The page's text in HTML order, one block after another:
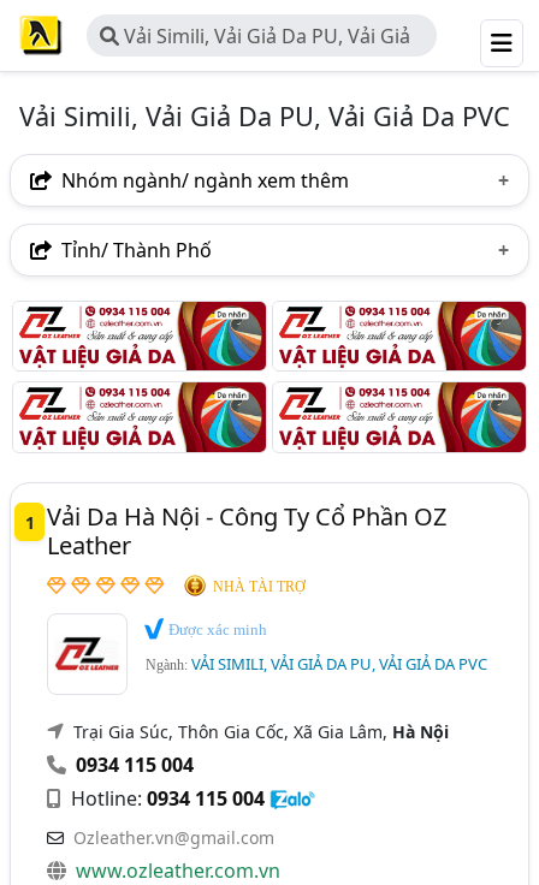
Vải Simili, Vải Giả Da PU, Vải Giả
Da PVC
Vải Simili, Vải Giả Da PU, Vải Giả Da PVC
Nhóm ngành/ ngành xem thêm
Ngành nghề
Ngành xem thêm
Vải May Balo (Vải May Túi Xách, Giày Dép, Sofa,..) (63)
Tỉnh/ Thành Phố
Hà Nội TP. Hồ Chí Minh (TPHCM)
Đồng Nai
Bình Dương
Tp. Đà Nẵng
TP. Hải Phòng
Bắc Ninh
Quảng Ninh
Bắc Giang
Hải Dương
Long An
1
Vải Da Hà Nội - Công Ty Cổ Phần OZ
Leather
NHÀ TÀI TRỢ
Được xác minh
Ngành:VẢI SIMILI, VẢI GIẢ DA PU, VẢI GIẢ DA PVC
Trại Gia Súc, Thôn Gia Cốc, Xã Gia Lâm, Hà Nội
0934 115 004
Hotline:0934 115 004
Ozleather.vn@gmail.com
www.ozleather.com.vn